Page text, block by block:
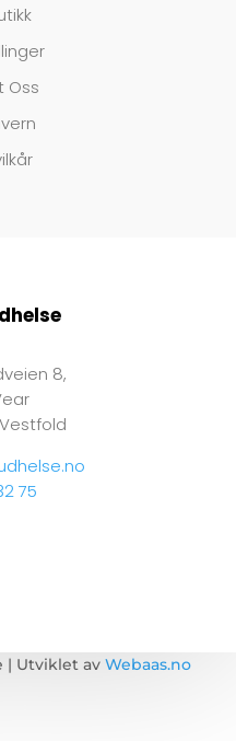
Oss
8,
75
| Utviklet av Webaas.no